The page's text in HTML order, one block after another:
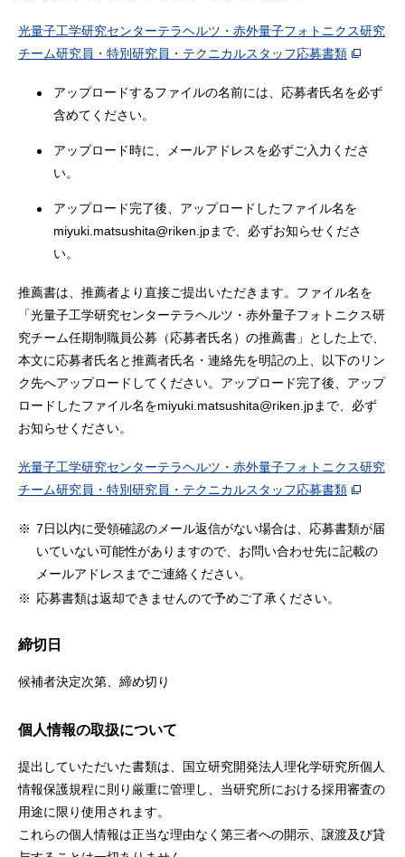
光量子工学研究センターテラヘルツ・赤外量子フォトニクス研究
チーム研究員・特別研究員・テクニカルスタッフ応募書類
アップロードするファイルの名前には、応募者氏名を必ず
含めてください。
アップロード時に、メールアドレスを必ずご入力くださ
い。
アップロード完了後、アップロードしたファイル名を
miyuki.matsushita@riken.jpまで、必ずお知らせくださ
い。
推薦書は、推薦者より直接ご提出いただきます。ファイル名を
「光量子工学研究センターテラヘルツ・赤外量子フォトニクス研
究チーム任期制職員公募（応募者氏名）の推薦書」とした上で、
本文に応募者氏名と推薦者氏名・連絡先を明記の上、以下のリン
ク先へアップロードしてください。アップロード完了後、アップ
ロードしたファイル名をmiyuki.matsushita@riken.jpまで、必ず
お知らせください。
光量子工学研究センターテラヘルツ・赤外量子フォトニクス研究
チーム研究員・特別研究員・テクニカルスタッフ応募書類
※ 7日以内に受領確認のメール返信がない場合は、応募書類が届
いていない可能性がありますので、お問い合わせ先に記載の
メールアドレスまでご連絡ください。
※ 応募書類は返却できませんので予めご了承ください。
締切日
候補者決定次第、締め切り
個人情報の取扱について
提出していただいた書類は、国立研究開発法人理化学研究所個人
情報保護規程に則り厳重に管理し、当研究所における採用審査の
用途に限り使用されます。
これらの個人情報は正当な理由なく第三者への開示、譲渡及び貸